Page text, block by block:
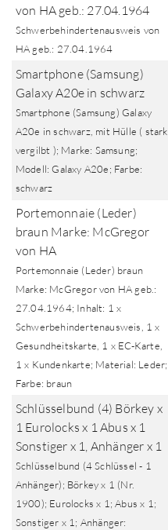
von HA geb.: 27.04.1964
Schwerbehindertenausweis von
HA geb.: 27.04.1964
Smartphone (Samsung)
Galaxy A20e in schwarz
Smartphone (Samsung) Galaxy
A20e in schwarz, mit Hülle ( stark
vergilbt ); Marke: Samsung;
Modell: Galaxy A20e; Farbe:
schwarz
Portemonnaie (Leder)
braun Marke: McGregor
von HA
Portemonnaie (Leder) braun
Marke: McGregor von HA geb.:
27.04.1964; Inhalt: 1 x
Schwerbehindertenausweis, 1 x
Gesundheitskarte, 1 x EC-Karte,
1 x Kundenkarte; Material: Leder;
Farbe: braun
Schlüsselbund (4) Börkey x
1 Eurolocks x 1 Abus x 1
Sonstiger x 1, Anhänger x 1
Schlüsselbund (4 Schlüssel - 1
Anhänger); Börkey x 1 (Nr.
1900); Eurolocks x 1; Abus x 1;
Sonstiger x 1; Anhänger: